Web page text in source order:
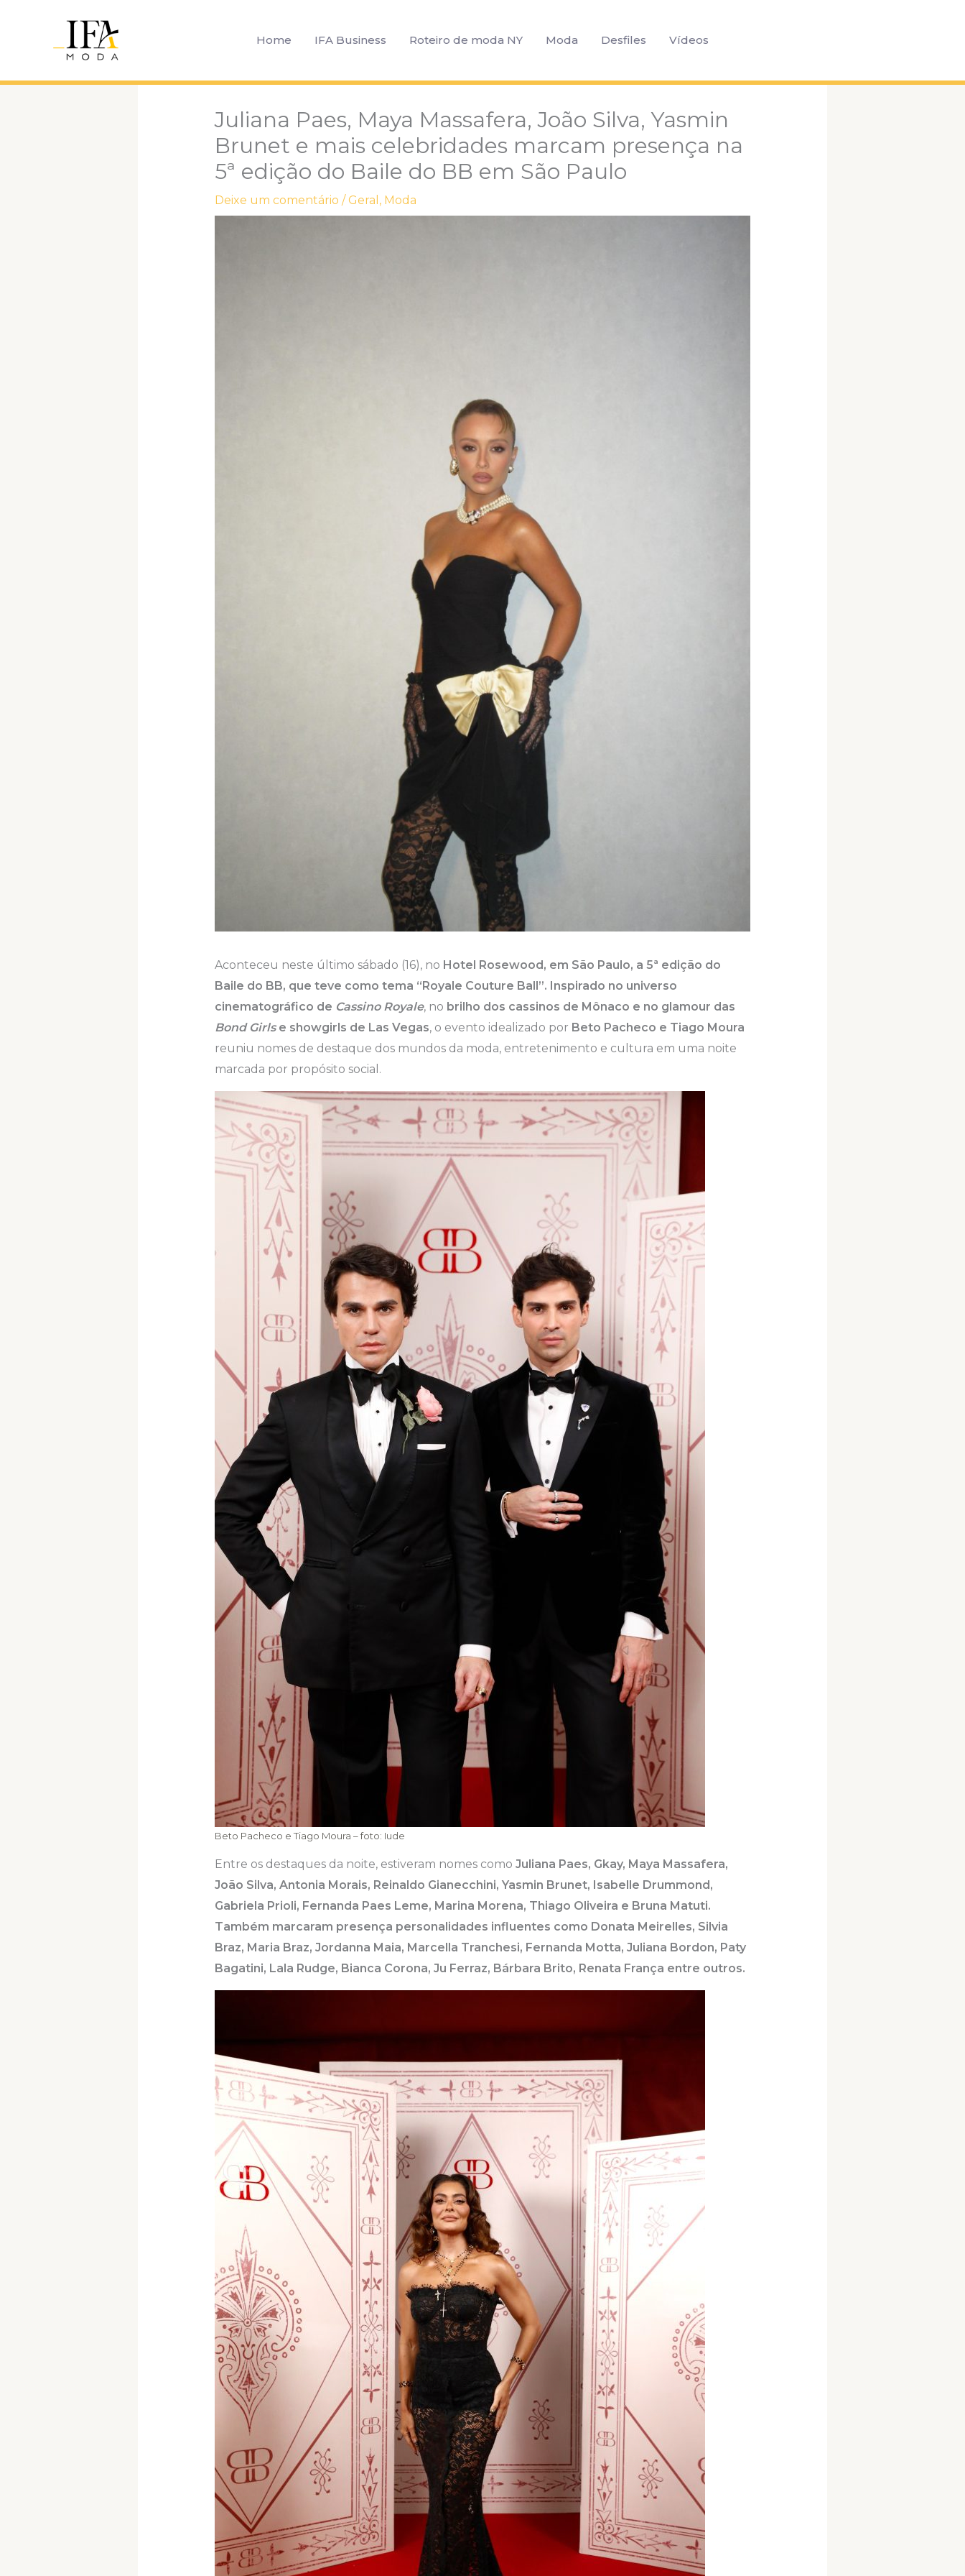
Home IFA Business Roteiro de moda NY Moda Desfiles Vídeos
Juliana Paes, Maya Massafera, João Silva, Yasmin
Brunet e mais celebridades marcam presença na
5ª edição do Baile do BB em São Paulo
Deixe um comentário / Geral , Moda
Aconteceu neste último sábado (16), no Hotel Rosewood, em São Paulo, a 5ª edição do
Baile do BB, que teve como tema “Royale Couture Ball”. Inspirado no universo
cinematográfico de Cassino Royale, no brilho dos cassinos de Mônaco e no glamour das
Bond Girlse showgirls de Las Vegas, o evento idealizado por Beto Pacheco e Tiago Moura
reuniu nomes de destaque dos mundos da moda, entretenimento e cultura em uma noite
marcada por propósito social.
Beto Pacheco e Tiago Moura – foto: Iude
Entre os destaques da noite, estiveram nomes como Juliana Paes, Gkay, Maya Massafera,
João Silva, Antonia Morais, Reinaldo Gianecchini, Yasmin Brunet, Isabelle Drummond,
Gabriela Prioli, Fernanda Paes Leme, Marina Morena, Thiago Oliveira e Bruna Matuti.
Também marcaram presença personalidades influentes como Donata Meirelles, Silvia
Braz, Maria Braz, Jordanna Maia, Marcella Tranchesi, Fernanda Motta, Juliana Bordon, Paty
Bagatini, Lala Rudge, Bianca Corona, Ju Ferraz, Bárbara Brito, Renata França entre outros.